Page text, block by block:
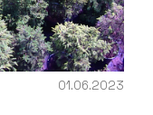
01.06.2023